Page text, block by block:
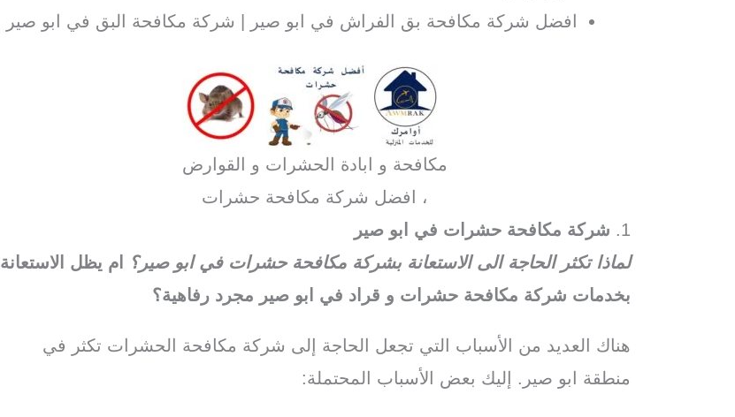
افضل شركة مكافحة بق الفراش في ابو صير | شركة مكافحة البق في ابو صير
مكافحة و ابادة الحشرات و القوارض
، افضل شركة مكافحة حشرات
1.
شركة مكافحة حشرات في ابو صير
لماذا تكثر الحاجة الى الاستعانة بشركة مكافحة حشرات في ابو صير؟
ام يظل الاستعانة
بخدمات شركة مكافحة حشرات و قراد في ابو صير مجرد رفاهية؟
هناك العديد من الأسباب التي تجعل الحاجة إلى شركة مكافحة الحشرات تكثر في
منطقة ابو صير. إليك بعض الأسباب المحتملة: